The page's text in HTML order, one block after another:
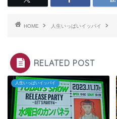
HOME 人生いっぱいイッパイ
RELATED POST
人生いっぱいイッパイ